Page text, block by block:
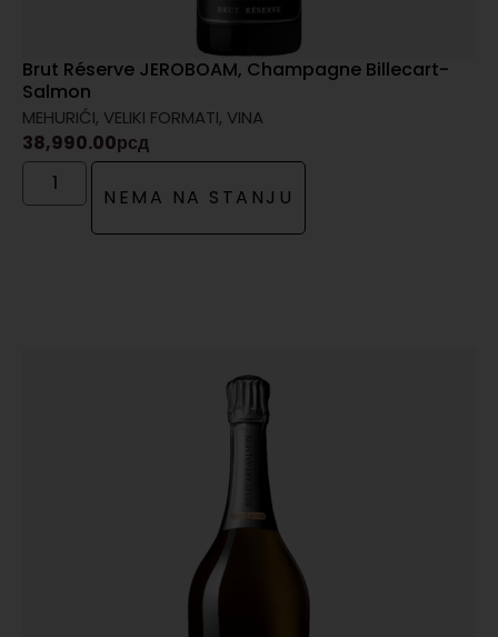
Brut Réserve JEROBOAM, Champagne Billecart-
Salmon
MEHURIĆI, VELIKI FORMATI, VINA
38,990.00рсд
NEMA NA STANJU